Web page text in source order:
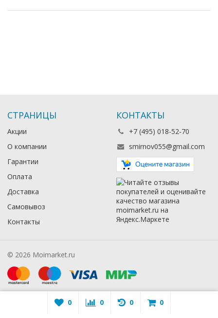
СТРАНИЦЫ
Акции
О компании
Гарантии
Оплата
Доставка
Самовывоз
Контакты
КОНТАКТЫ
+7 (495) 018-52-70
smirnov055@gmail.com
© 2026 Moimarket.ru
0 0 0 0